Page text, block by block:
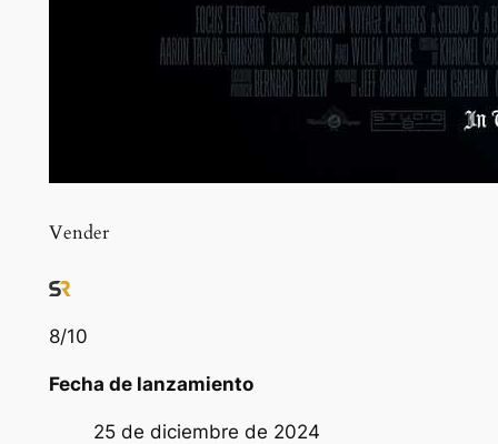
Vender
8/10
Fecha de lanzamiento
25 de diciembre de 2024